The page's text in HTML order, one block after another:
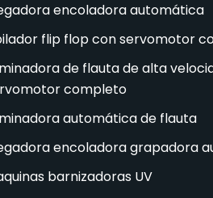
encoladora automática
flip flop con servomotor
de flauta de alta
completo
automática de flauta
encoladora grapadora
barnizadoras UV